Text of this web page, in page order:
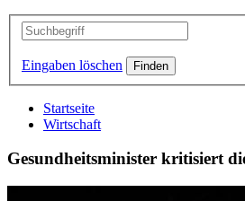
Eingaben löschen
Startseite
Wirtschaft
Gesundheitsminister kritisiert